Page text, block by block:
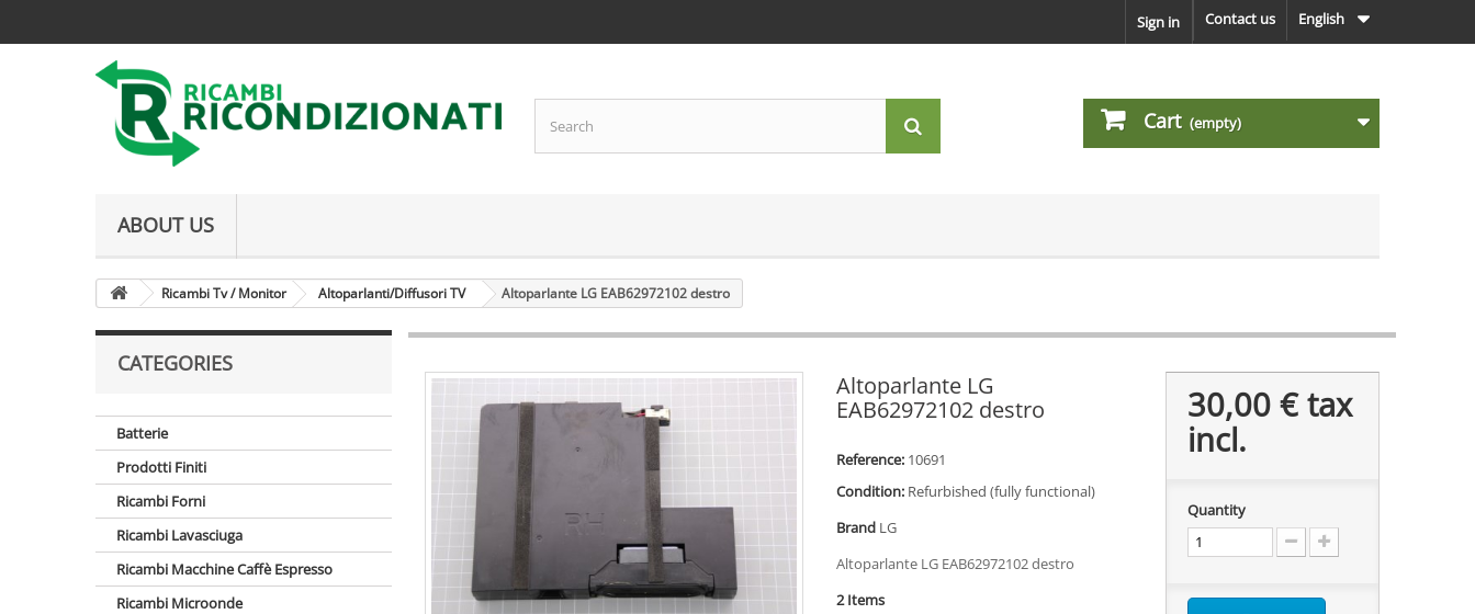
English
Contact us
Sign in
Cart (empty)
ABOUT US
Ricambi Tv / Monitor Altoparlanti/Diffusori TV Altoparlante LG EAB62972102 destro
CATEGORIES
Batterie
Prodotti Finiti
Ricambi Forni
Ricambi Lavasciuga
Ricambi Macchine Caffè Espresso
Ricambi Microonde
Altoparlante LG
EAB62972102 destro
Reference: 10691
Condition: Refurbished (fully functional)
Brand LG
Altoparlante LG EAB62972102 destro
2 Items
30,00 €tax
incl.
Quantity